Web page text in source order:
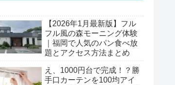
【2026年1月最新版】フル
フル風の森モーニング体験
｜福岡で人気のパン食べ放
題とアクセス方法まとめ
え、1000円台で完成！？勝
手口カーテンを100均アイ